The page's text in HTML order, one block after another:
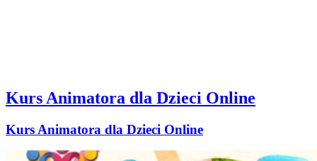
Kurs Animatora dla Dzieci Online
Kurs Animatora dla Dzieci Online